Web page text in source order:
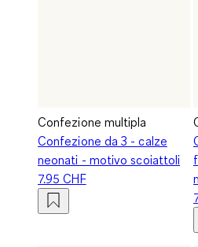
Confezione multipla
Confezione da 3 - calze
neonati - motivo scoiattoli
7.95 CHF